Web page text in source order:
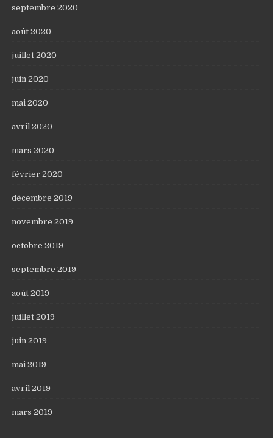
septembre 2020
août 2020
juillet 2020
juin 2020
mai 2020
avril 2020
mars 2020
février 2020
décembre 2019
novembre 2019
octobre 2019
septembre 2019
août 2019
juillet 2019
juin 2019
mai 2019
avril 2019
mars 2019